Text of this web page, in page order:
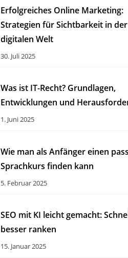
Erfolgreiches Online Marketing:
Strategien für Sichtbarkeit in der
digitalen Welt
30. Juli 2025
Was ist IT-Recht? Grundlagen,
Entwicklungen und
1. Juni 2025
Wie man als Anfänger einen
Sprachkurs finden kann
5. Februar 2025
SEO mit KI leicht gemacht:
besser ranken
15. Januar 2025